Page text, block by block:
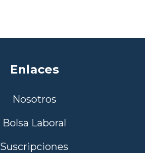
Enlaces
Nosotros
Bolsa Laboral
Suscripciones